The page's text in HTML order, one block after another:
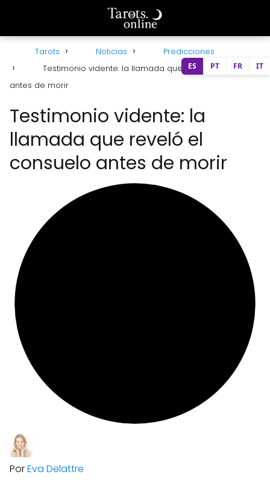
Tarots Noticias
Predicciones
Testimonio vidente: la llamada que reveló el consuelo
antes de morir
Testimonio vidente: la
llamada que reveló el
consuelo antes de morir
PorEva Delattre
ES PT FR IT